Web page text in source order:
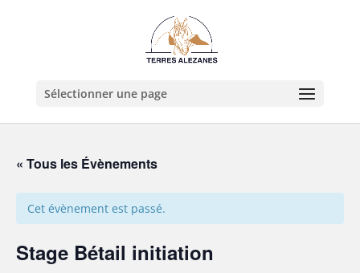
Sélectionner une page
« Tous les Évènements
Cet évènement est passé.
Stage Bétail initiation